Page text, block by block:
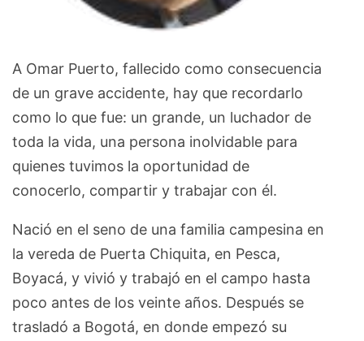
A Omar Puerto, fallecido como consecuencia
de un grave accidente, hay que recordarlo
como lo que fue: un grande, un luchador de
toda la vida, una persona inolvidable para
quienes tuvimos la oportunidad de
conocerlo, compartir y trabajar con él.
Nació en el seno de una familia campesina en
la vereda de Puerta Chiquita, en Pesca,
Boyacá, y vivió y trabajó en el campo hasta
poco antes de los veinte años. Después se
trasladó a Bogotá, en donde empezó su